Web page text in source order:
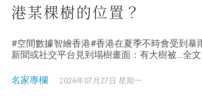
港某棵樹的位置？
#空間數據智繪香港#香港在夏季不時會受到暴
新聞或社交平台見到塌樹畫面：有大樹被...全文
名家專欄 2026年07月27日 星期一